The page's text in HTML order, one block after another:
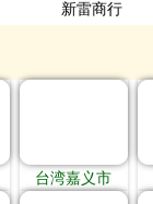
新雷商行
台湾嘉义市